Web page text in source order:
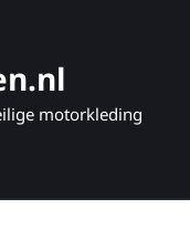
motorkleding